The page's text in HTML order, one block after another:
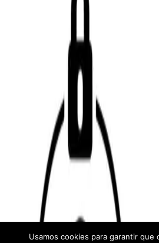
Usamos cookies para garantir que